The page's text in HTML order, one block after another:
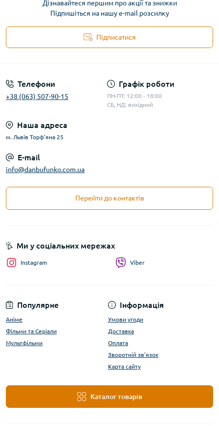
Дізнавайтеся першим про акції та знижки
Підпишіться на нашу e-mail розсилку
Підписатися
Телефони
+38 (063) 507-90-15
Графік роботи
ПН-ПТ: 12:00 - 18:00
СБ, НД: вихідний
Наша адреса
м. Львів Торф'яна 25
E-mail
info@danbufunko.com.ua
Перейти до контактів
Популярне
Аніме
Фільми та Серіали
Мультфільми
Інформація
Умови угоди
Доставка
Оплата
Зворотній зв'язок
Карта сайту
Каталог товарів
Ми у соціальних мережах
Instagram Viber